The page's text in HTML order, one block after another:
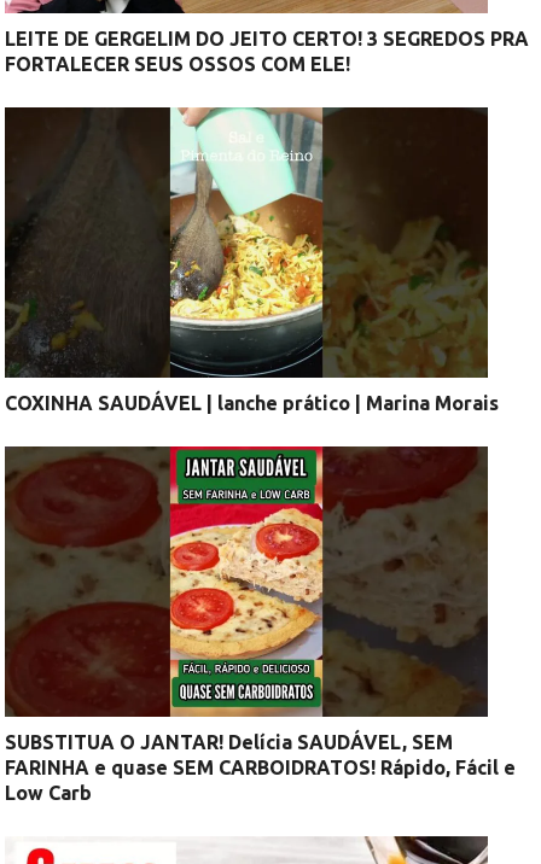
LEITE DE GERGELIM DO JEITO CERTO! 3 SEGREDOS PRA
FORTALECER SEUS OSSOS COM ELE!
COXINHA SAUDÁVEL | lanche prático | Marina Morais
SUBSTITUA O JANTAR! Delícia SAUDÁVEL, SEM
FARINHA e quase SEM CARBOIDRATOS! Rápido, Fácil e
Low Carb